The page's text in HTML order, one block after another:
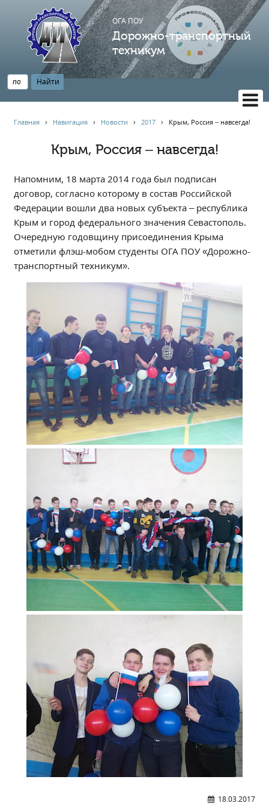
ОГА ПОУ
Дорожно-транспортный
техникум
Главная
Профессионалитет
АБИТУРИЕНТУ
Опрос по качеству образования
Новости
Наблюдательный совет
Информация
Обращения онлайн
Контакты
Региональный центр по профилактике ДДТТ
Учебно-производственный комплекс
Центр карьеры
Противодействие коррупции
Всероссийское чемпионатное движение
Региональная инновационная площадка
СВЕДЕНИЯ ОБ ОБРАЗОВАТЕЛЬНОЙ ОРГАНИЗАЦИИ
Структура и органы управления образовательной
организацией
Документы
Образование
Образовательные стандарты и требования
Педагогический состав
Материально-техническое обеспечение и
Доступная среда
Стипендии и меры поддержки обучающихся
Платные образовательные услуги
Финансово-хозяйственная деятельность
Вакантные места для приёма (перевода)
Международное сотрудничество
Организация питания в образовательной
организации
Главная › Навигация › Новости ›2017 › Крым, Россия – навсегда!
Крым, Россия – навсегда!
Напомним, 18 марта 2014 года был подписан
договор, согласно которому в состав Российской
Федерации вошли два новых субъекта – республика
Крым и город федерального значения Севастополь.
Очередную годовщину присоединения Крыма
отметили флэш-мобом студенты ОГА ПОУ «Дорожно-
транспортный техникум».
18.03.2017